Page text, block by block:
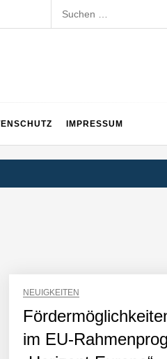
Suchen
nach:
IMPRESSUM
NEUIGKEITEN
im EU-